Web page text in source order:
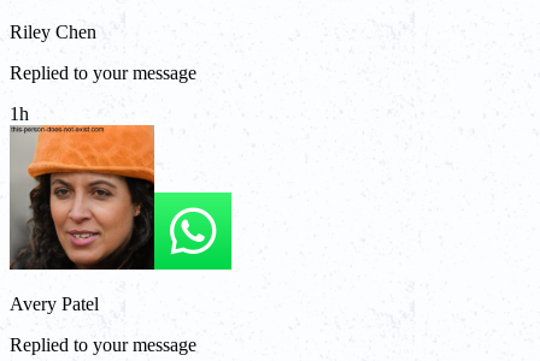
Riley Chen
Replied to your message
1h
Avery Patel
Replied to your message